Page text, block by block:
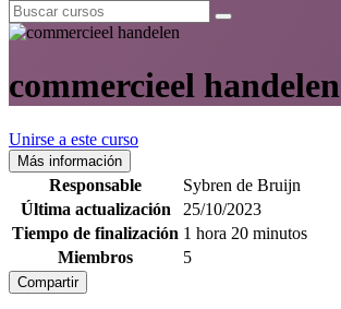
commercieel handelen
Unirse a este curso
Más información
Responsable
Sybren de Bruijn
Última actualización
25/10/2023
Tiempo de finalización 1 hora 20 minutos
Miembros
5
Compartir